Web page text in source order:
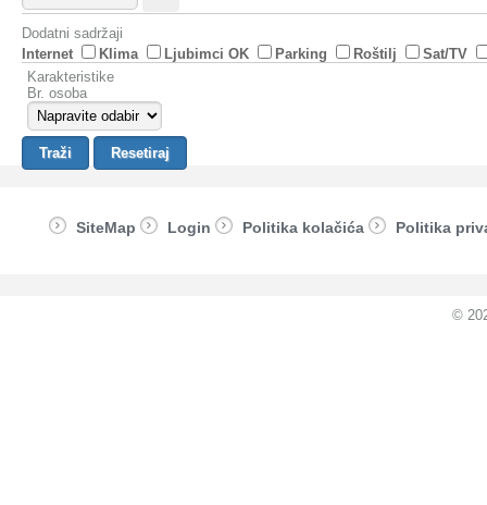
Dodatni sadržaji
Internet
Klima Ljubimci OK Parking Roštilj
Sat/TV
Karakteristike
Br. osoba
SiteMap Login Politika kolačića Politika
©